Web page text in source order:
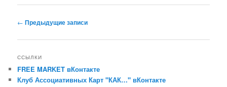
Навигация
записям
← Предыдущие записи
ССЫЛКИ
FREE MARKET вКонтакте
Клуб Ассоциативных Карт "КАК…" вКонтакте